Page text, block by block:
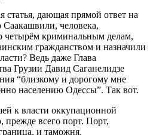
статья, дающая прямой ответ на
Саакашвили, человека,
четырём криминальным делам,
гражданством и назначили
Ведь даже Глава
Грузии Давид Саганелидзе
“близкому и дорогому мне
населению Одессы”. Так вот.
к власти оккупационной
прежде всего порт. Порт,
и таможня.